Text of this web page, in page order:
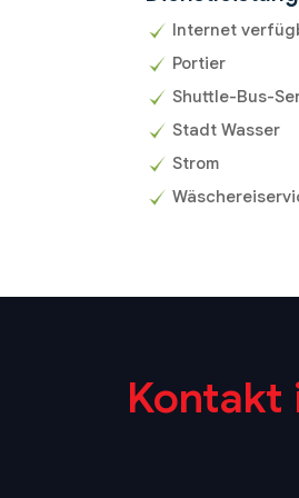
Internet
Portier
Shuttle-Bus-
Stadt Wasser
Strom
Kontakt